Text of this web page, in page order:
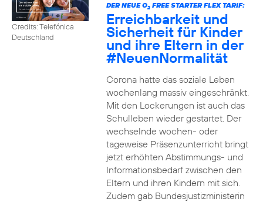
Credits: Telefónica
Deutschland
DER NEUE O2FREE STARTER FLEX TARIF:
Erreichbarkeit und
Sicherheit für Kinder
und ihre Eltern in der
#NeuenNormalität
Corona hatte das soziale Leben
wochenlang massiv eingeschränkt.
Mit den Lockerungen ist auch das
Schulleben wieder gestartet. Der
wechselnde wochen- oder
tageweise Präsenzunterricht bringt
jetzt erhöhten Abstimmungs- und
Informationsbedarf zwischen den
Eltern und ihren Kindern mit sich.
Zudem gab Bundesjustizministerin